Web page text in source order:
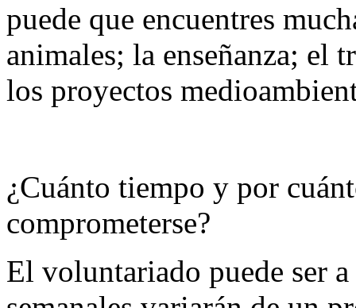
puede que encuentres
animales; la enseñanza; el
los proyectos
¿Cuánto tiempo y por
comprometerse?
El voluntariado puede ser